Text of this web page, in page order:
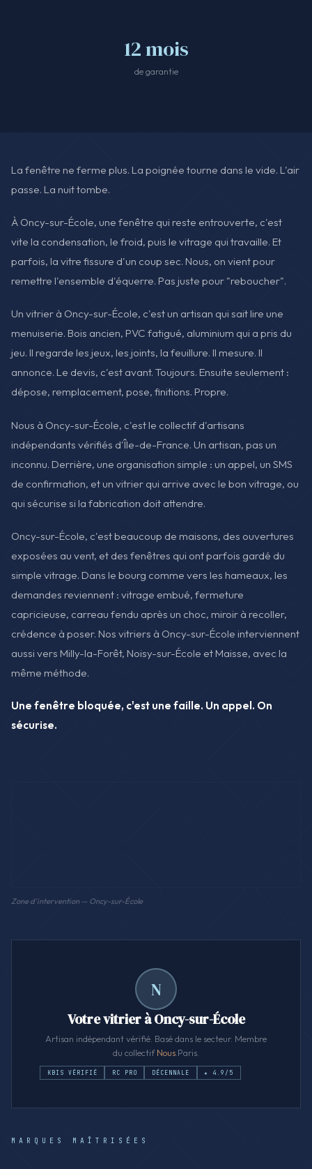
12 mois
de garantie
La fenêtre ne ferme plus. La poignée tourne dans le vide. L'air
passe. La nuit tombe.
À Oncy-sur-École, une fenêtre qui reste entrouverte, c'est
vite la condensation, le froid, puis le vitrage qui travaille. Et
parfois, la vitre fissure d'un coup sec. Nous, on vient pour
remettre l'ensemble d'équerre. Pas juste pour "reboucher".
Un vitrier à Oncy-sur-École, c'est un artisan qui sait lire une
menuiserie. Bois ancien, PVC fatigué, aluminium qui a pris du
jeu. Il regarde les jeux, les joints, la feuillure. Il mesure. Il
annonce. Le devis, c'est avant. Toujours. Ensuite seulement :
dépose, remplacement, pose, finitions. Propre.
Nous à Oncy-sur-École, c'est le collectif d'artisans
indépendants vérifiés d'Île-de-France. Un artisan, pas un
inconnu. Derrière, une organisation simple : un appel, un SMS
de confirmation, et un vitrier qui arrive avec le bon vitrage, ou
qui sécurise si la fabrication doit attendre.
Oncy-sur-École, c'est beaucoup de maisons, des ouvertures
exposées au vent, et des fenêtres qui ont parfois gardé du
simple vitrage. Dans le bourg comme vers les hameaux, les
demandes reviennent : vitrage embué, fermeture
capricieuse, carreau fendu après un choc, miroir à recoller,
crédence à poser. Nos vitriers à Oncy-sur-École interviennent
aussi vers Milly-la-Forêt, Noisy-sur-École et Maisse, avec la
même méthode.
Une fenêtre bloquée, c'est une faille. Un appel. On
sécurise.
Zone d'intervention — Oncy-sur-École
N
Votre vitrier à Oncy-sur-École
Artisan indépendant vérifié. Basé dans le secteur. Membre
du collectifNous .Paris.
KBIS VÉRIFIÉ RC PRO DÉCENNALE ★ 4.9/5
MARQUES MAÎTRISÉES